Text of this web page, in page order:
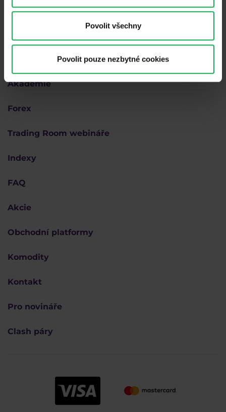
Povolit všechny
Povolit pouze nezbytné cookies
Akademie
Forex
Trading Room webináře
Indexy
FAQ
Akcie
Obchodní platformy
Komodity
Kontakt
Pro novináře
Clash páry